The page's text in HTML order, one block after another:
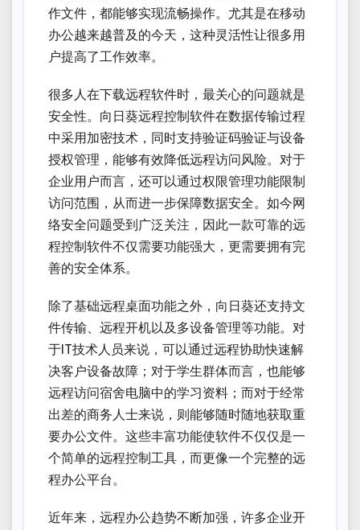
作文件，都能够实现流畅操作。尤其是在移动
办公越来越普及的今天，这种灵活性让很多用
户提高了工作效率。
很多人在下载远程软件时，最关心的问题就是
安全性。向日葵远程控制软件在数据传输过程
中采用加密技术，同时支持验证码验证与设备
授权管理，能够有效降低远程访问风险。对于
企业用户而言，还可以通过权限管理功能限制
访问范围，从而进一步保障数据安全。如今网
络安全问题受到广泛关注，因此一款可靠的远
程控制软件不仅需要功能强大，更需要拥有完
善的安全体系。
除了基础远程桌面功能之外，向日葵还支持文
件传输、远程开机以及多设备管理等功能。对
于IT技术人员来说，可以通过远程协助快速解
决客户设备故障；对于学生群体而言，也能够
远程访问宿舍电脑中的学习资料；而对于经常
出差的商务人士来说，则能够随时随地获取重
要办公文件。这些丰富功能使软件不仅仅是一
个简单的远程控制工具，而更像一个完整的远
程办公平台。
近年来，远程办公趋势不断加强，许多企业开